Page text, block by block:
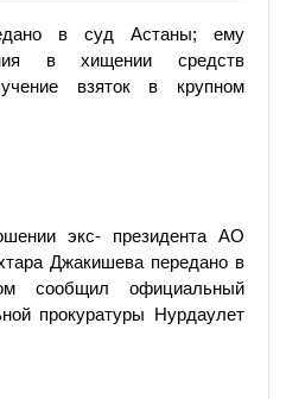
в суд Астаны; ему
в хищении средств
взяток в крупном
экс- президента АО
Джакишева передано в
сообщил официальный
прокуратуры Нурдаулет